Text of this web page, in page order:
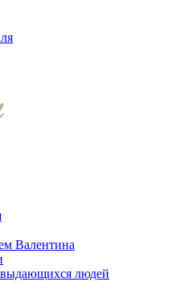
Валентина
людей